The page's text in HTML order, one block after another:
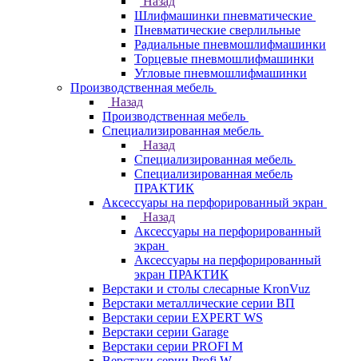
Шлифмашинки пневматические
Пневматические сверлильные
Радиальные пневмошлифмашинки
Торцевые пневмошлифмашинки
Угловые пневмошлифмашинки
Производственная мебель
Назад
Производственная мебель
Cпециализированная мебель
Назад
Cпециализированная мебель
Специализированная мебель
ПРАКТИК
Аксессуары на перфорированный экран
Назад
Аксессуары на перфорированный
экран
Аксессуары на перфорированный
экран ПРАКТИК
Верстаки и столы слесарные KronVuz
Верстаки металлические серии ВП
Верстаки серии EXPERT WS
Верстаки серии Garage
Верстаки серии PROFI M